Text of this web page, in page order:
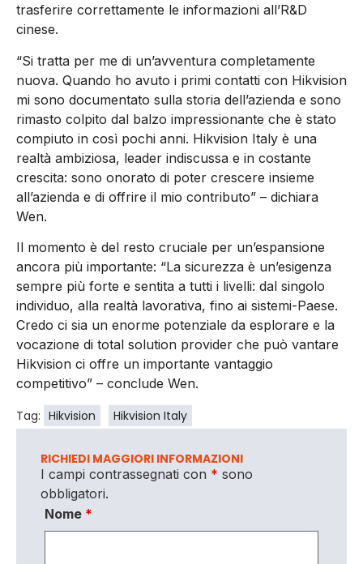
trasferire correttamente le informazioni all’R&D
cinese.
“Si tratta per me di un’avventura completamente
nuova. Quando ho avuto i primi contatti con Hikvision
mi sono documentato sulla storia dell’azienda e sono
rimasto colpito dal balzo impressionante che è stato
compiuto in così pochi anni. Hikvision Italy è una
realtà ambiziosa, leader indiscussa e in costante
crescita: sono onorato di poter crescere insieme
all’azienda e di offrire il mio contributo” – dichiara
Wen.
Il momento è del resto cruciale per un’espansione
ancora più importante: “La sicurezza è un’esigenza
sempre più forte e sentita a tutti i livelli: dal singolo
individuo, alla realtà lavorativa, fino ai sistemi-Paese.
Credo ci sia un enorme potenziale da esplorare e la
vocazione di total solution provider che può vantare
Hikvision ci offre un importante vantaggio
competitivo” – conclude Wen.
Tag: Hikvision Hikvision Italy
RICHIEDI MAGGIORI INFORMAZIONI
I campi contrassegnati con * sono
obbligatori.
Nome *